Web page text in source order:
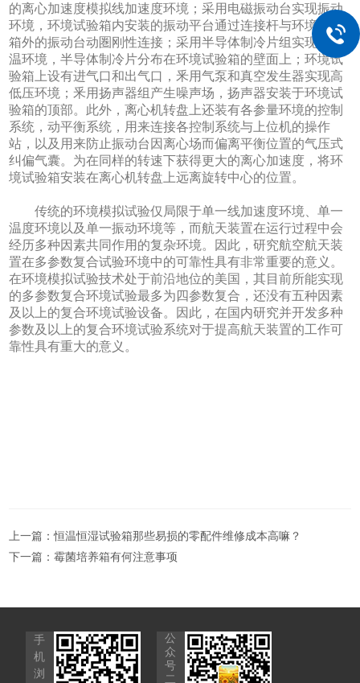
的离心加速度模拟线加速度环境；采用电磁振动台实现振动
环境，环境试验箱内安装的振动平台通过连接杆与环境试验
箱外的振动台动圏刚性连接；采用半导体制冷片组实现高低
温环境，半导体制冷片分布在环境试验箱的壁面上；环境试
验箱上设有进气口和出气口，釆用气泵和真空发生器实现高
低压环境；釆用扬声器组产生噪声场，扬声器安装于环境试
验箱的顶部。此外，离心机转盘上还装有各参量环境的控制
系统，动平衡系统，用来连接各控制系统与上位机的操作
站，以及用来防止振动台因离心场而偏离平衡位置的气压式
纠偏气囊。为在同样的转速下获得更大的离心加速度，将环
境试验箱安装在离心机转盘上远离旋转中心的位置。
传统的环境模拟试验仅局限于单一线加速度环境、单一
温度环境以及单一振动环境等，而航天装置在运行过程中会
经历多种因素共同作用的复杂环境。因此，研究航空航天装
置在多参数复合试验环境中的可靠性具有非常重要的意义。
在环境模拟试验技术处于前沿地位的美国，其目前所能实现
的多参数复合环境试验最多为四参数复合，还没有五种因素
及以上的复合环境试验设备。因此，在国内研究并开发多种
参数及以上的复合环境试验系统对于提高航天装置的工作可
靠性具有重大的意义。
上一篇：恒温恒湿试验箱那些易损的零配件维修成本高嘛？
下一篇：霉菌培养箱有何注意事项
手
机
浏
公
众
号
二